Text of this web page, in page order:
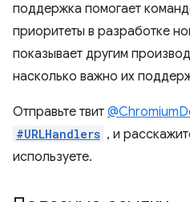
поддержка помогает
приоритеты в разработке
показывает другим
насколько важно их
Отправьте твит
#URLHandlers , и
используете.